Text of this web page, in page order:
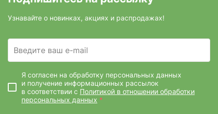
Узнавайте о новинках, акциях и распродажах!
Введите ваш e-mail
Я согласен на обработку персональных данных
и получение информационных рассылок
в соответствии с Политикой в отношении обработки
персональных данных *